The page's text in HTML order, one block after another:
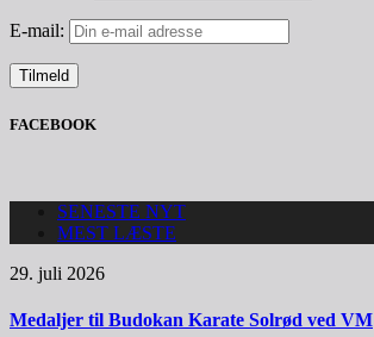
E-mail:
FACEBOOK
SENESTE NYT
MEST LÆSTE
29. juli 2026
Medaljer til Budokan Karate Solrød ved VM